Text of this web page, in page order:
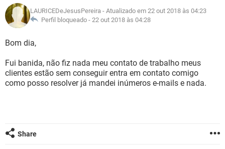
GUIA DE COMPRAS
INSTAGRAM GMAIL
GUIA DE COMPRAS
CELULAR
OUTLOOK EXCEL
INSTAGRAM
JOGOS WHATSAPP
CELULAR
OUTLOOK
INSTAGRAM GMAIL
GUIA DE COMPRAS
GLOSSÁRIO
JOGOS
OUTLOOK EXCEL
INSTAGRAM
LAURICEDeJesusPereira - Atualizado em 22 out 2018 às 04:23
Perfil bloqueado - 22 out 2018 às 04:28
Bom dia,
Fui banida, não fiz nada meu contato de trabalho meus
clientes estão sem conseguir entra em contato comigo
como posso resolver já mandei inúmeros e-mails e nada.
Share